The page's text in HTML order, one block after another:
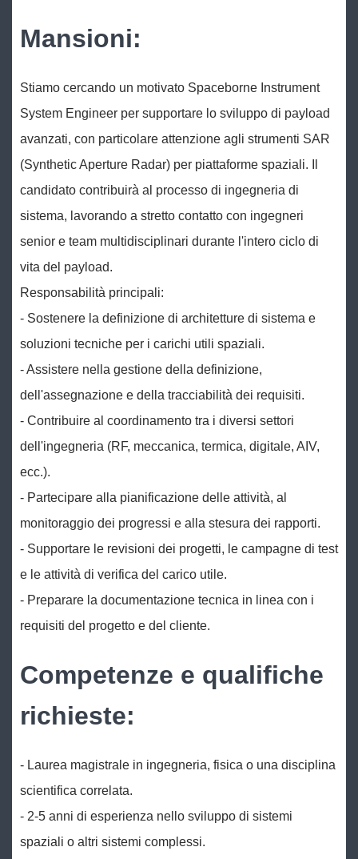
Mansioni:
Stiamo cercando un motivato Spaceborne Instrument
System Engineer per supportare lo sviluppo di payload
avanzati, con particolare attenzione agli strumenti SAR
(Synthetic Aperture Radar) per piattaforme spaziali. Il
candidato contribuirà al processo di ingegneria di
sistema, lavorando a stretto contatto con ingegneri
senior e team multidisciplinari durante l'intero ciclo di
vita del payload.
Responsabilità principali:
- Sostenere la definizione di architetture di sistema e
soluzioni tecniche per i carichi utili spaziali.
- Assistere nella gestione della definizione,
dell'assegnazione e della tracciabilità dei requisiti.
- Contribuire al coordinamento tra i diversi settori
dell'ingegneria (RF, meccanica, termica, digitale, AIV,
ecc.).
- Partecipare alla pianificazione delle attività, al
monitoraggio dei progressi e alla stesura dei rapporti.
- Supportare le revisioni dei progetti, le campagne di test
e le attività di verifica del carico utile.
- Preparare la documentazione tecnica in linea con i
requisiti del progetto e del cliente.
Competenze e qualifiche
richieste:
- Laurea magistrale in ingegneria, fisica o una disciplina
scientifica correlata.
- 2-5 anni di esperienza nello sviluppo di sistemi
spaziali o altri sistemi complessi.